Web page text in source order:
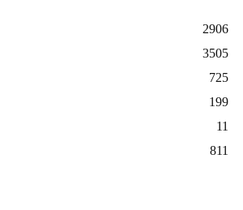
2906
3505
725
199
11
811